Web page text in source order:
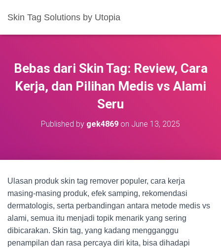
Skin Tag Solutions by Utopia
Bebas dari Skin Tag: Review, Cara
Kerja, dan Pilihan Medis vs Alami
Seru
Published by gek4869 on June 13, 2025
Ulasan produk skin tag remover populer, cara kerja
masing-masing produk, efek samping, rekomendasi
dermatologis, serta perbandingan antara metode medis vs
alami, semua itu menjadi topik menarik yang sering
dibicarakan. Skin tag, yang kadang mengganggu
penampilan dan rasa percaya diri kita, bisa dihadapi